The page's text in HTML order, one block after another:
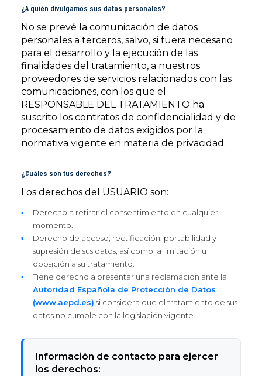
¿A quién divulgamos sus datos personales?
No se prevé la comunicación de datos
personales a terceros, salvo, si fuera necesario
para el desarrollo y la ejecución de las
finalidades del tratamiento, a nuestros
proveedores de servicios relacionados con las
comunicaciones, con los que el
RESPONSABLE DEL TRATAMIENTO ha
suscrito los contratos de confidencialidad y de
procesamiento de datos exigidos por la
normativa vigente en materia de privacidad.
¿Cuáles son tus derechos?
Los derechos del USUARIO son:
Derecho a retirar el consentimiento en cualquier
momento.
Derecho de acceso, rectificación, portabilidad y
supresión de sus datos, así como la limitación u
oposición a su tratamiento.
Tiene derecho a presentar una reclamación ante la
Autoridad Española de Protección de Datos
(www.aepd.es) si considera que el tratamiento de sus
datos no cumple con la legislación vigente.
Información de contacto para ejercer
los derechos: